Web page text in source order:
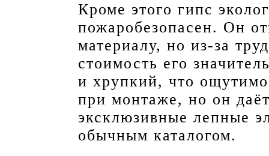
Кроме этого гипс
пожаробезопасен. Он
материалу, но из-за
стоимость его
и хрупкий, что
при монтаже, но он
эксклюзивные лепные
обычным каталогом.